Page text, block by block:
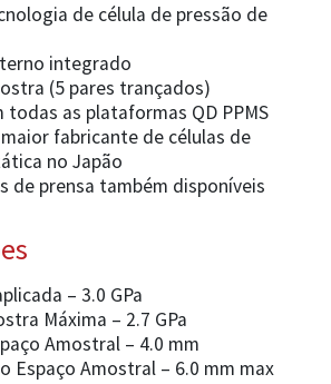
de célula de pressão de
integrado
(5 pares trançados)
todas as plataformas QD PPMS
fabricante de células de
no Japão
de prensa também disponíveis
– 3.0 GPa
Máxima – 2.7 GPa
Amostral – 4.0 mm
Espaço Amostral – 6.0 mm max